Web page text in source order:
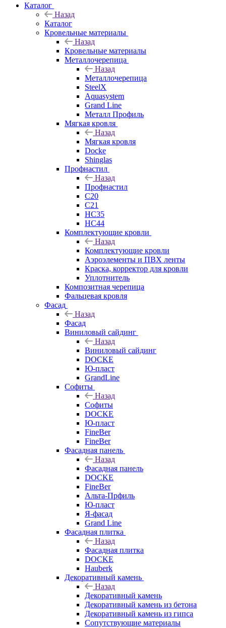
Каталог
Назад
Каталог
Кровельные материалы
Назад
Кровельные материалы
Металлочерепица
Назад
Металлочерепица
SteelX
Aquasystem
Grand Line
Металл Профиль
Мягкая кровля
Назад
Мягкая кровля
Docke
Shinglas
Профнастил
Назад
Профнастил
C20
C21
НС35
НС44
Комплектующие кровли
Назад
Комплектующие кровли
Аэроэлементы и ПВХ ленты
Краска, корректор для кровли
Уплотнитель
Композитная черепица
Фальцевая кровля
Фасад
Назад
Фасад
Виниловый сайдинг
Назад
Виниловый сайдинг
DOCKE
Ю-пласт
GrandLine
Софиты
Назад
Софиты
DOCKE
Ю-пласт
FineBer
FineBer
Фасадная панель
Назад
Фасадная панель
DOCKE
FineBer
Альта-Прфиль
Ю-пласт
Я-фасад
Grand Line
Фасадная плитка
Назад
Фасадная плитка
DOCKE
Hauberk
Декоративный камень
Назад
Декоративный камень
Декоративный камень из бетона
Декоративный камень из гипса
Сопутствующие материалы